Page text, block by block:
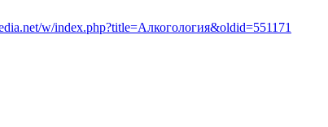
w/index.php?title=Алкогология&oldid=551171